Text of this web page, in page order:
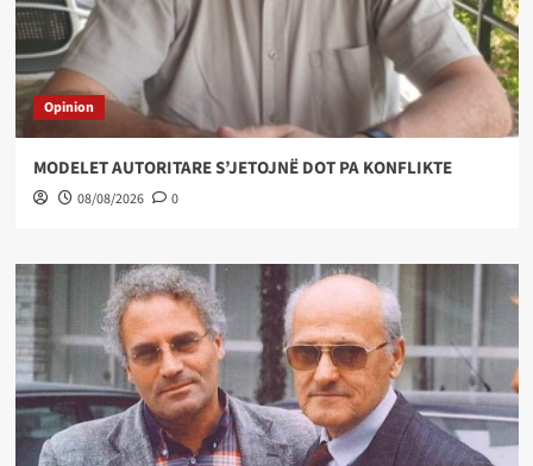
Opinion
MODELET AUTORITARE S’JETOJNË DOT PA KONFLIKTE
08/08/2026 0